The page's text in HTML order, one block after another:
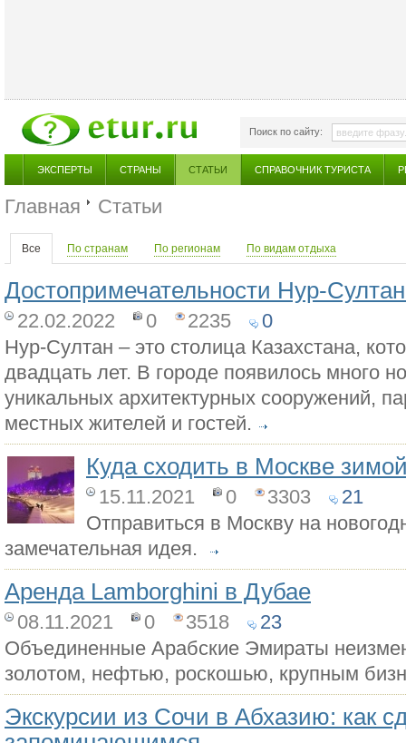
Поиск по сайту:
ЭКСПЕРТЫ СТРАНЫ СТАТЬИ СПРАВОЧНИК ТУРИСТА
Главная Статьи
Все По странам По регионам По видам отдыха
Достопримечательности Нур-
22.02.2022 0 2235
0
Нур-Султан – это столица Казахстана,
двадцать лет. В городе появилось много
уникальных архитектурных сооружений,
местных жителей и гостей.
Куда сходить в Москве
15.11.2021 0 3303
21
Отправиться в Москву на
замечательная идея.
Аренда Lamborghini в Дубае
08.11.2021 0 3518
23
Объединенные Арабские Эмираты
золотом, нефтью, роскошью, крупным
Экскурсии из Сочи в Абхазию: как